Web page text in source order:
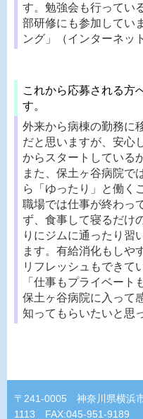
す。勉強会も行ってい
部研修にも参加してい
ング」（インターネッ
これから応募される方
す。
外来から病棟の勤務に
だと思いますが、安心
からスタートしている
また、保土ヶ谷病院で
ら「ゆったり」と働く
職場では仕事が終わっ
ず、食事して寝るだけ
りにジムに通ったり習
ます。有給消化もしや
リフレッシュもできて
「仕事もプライベー
保土ヶ谷病院に入って
知ってもらいたいと思
〒241-0005 神奈川県横
1113 FAX:045-951-9189